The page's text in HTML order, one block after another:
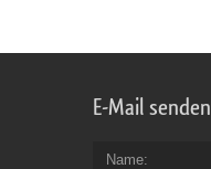
E-Mail senden
Name